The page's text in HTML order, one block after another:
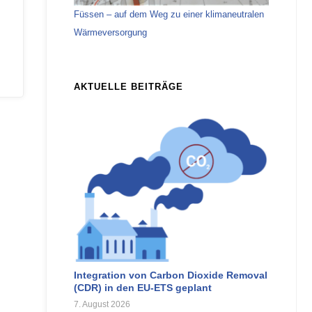
Füssen – auf dem Weg zu einer klimaneutralen
Wärmeversorgung
AKTUELLE BEITRÄGE
Integration von Carbon Dioxide Removal
(CDR) in den EU-ETS geplant
7. August 2026